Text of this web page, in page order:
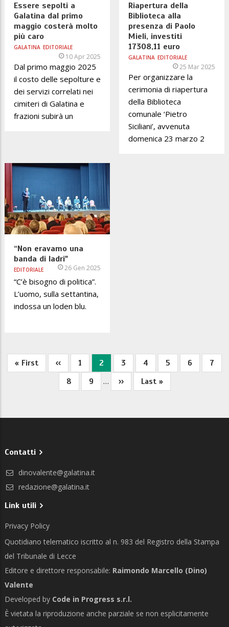
Essere sepolti a
Galatina dal primo
maggio costerà molto
più caro
GALATINA EDITORIALE
10 Apr 2025
Dal primo maggio 2025
il costo delle sepolture e
dei servizi correlati nei
cimiteri di Galatina e
frazioni subirà un
Riapertura della
Biblioteca alla
presenza di Paolo
Mieli, investiti
17308,11 euro
GALATINA EDITORIALE
25 Mar 2025
Per organizzare la
cerimonia di riapertura
della Biblioteca
comunale ‘Pietro
Siciliani’, avvenuta
domenica 23 marzo 2
“Non eravamo una
banda di ladri"
EDITORIALE 26 Gen 2025
“C’è bisogno di politica”.
L’uomo, sulla settantina,
indossa un loden blu.
Paginazione
Prima
« First
Pagina
precedente
‹‹ Pagina
1
Pagina
attuale
2 Pagina
3 Pagina
4 Pagina
5 Pagina
6
7
Pagina
8 Pagina
9 …
Pagina
››
Ultima
Last »
Contatti
dinovalente@galatina.it
redazione@galatina.it
Link utili
Privacy Policy
Quotidiano telematico iscritto al n. 983 del Registro della Stampa
del Tribunale di Lecce
Editore e direttore responsabile: Raimondo Marcello (Dino)
Valente
Developed by Code in Progress s.r.l.
È vietata la riproduzione anche parziale se non esplicitamente